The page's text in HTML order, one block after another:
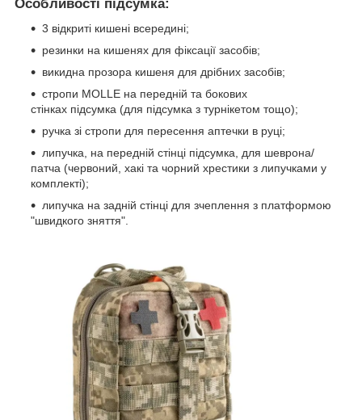
Особливості підсумка:
3 відкриті кишені всередині;
резинки на кишенях для фіксації засобів;
викидна прозора кишеня для дрібних засобів;
стропи MOLLE на передній та бокових
стінках підсумка (для підсумка з турнікетом тощо);
ручка зі стропи для пересення аптечки в руці;
липучка, на передній стінці підсумка, для шеврона/
патча (червоний, хакі та чорний хрестики з липучками у
комплекті);
липучка на задній стінці для зчеплення з платформою
"швидкого зняття".